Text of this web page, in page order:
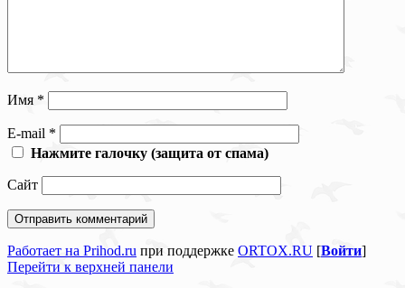
Имя *
E-mail *
Нажмите галочку (защита от спама)
Сайт
Работает на Prihod.ru при поддержке ORTOX.RU [Войти]
Перейти к верхней панели